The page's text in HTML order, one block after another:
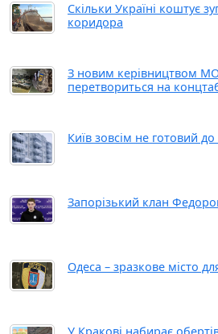
Скільки Україні коштує
коридора
З новим керівництвом
перетвориться на
Київ зовсім не готовий
Запорізький клан
Одеса – зразкове місто